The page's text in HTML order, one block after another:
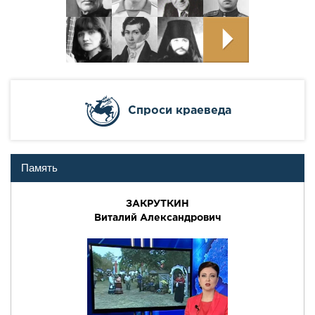
Cпроси краеведа
Память
ЗАКРУТКИН
Виталий Александрович